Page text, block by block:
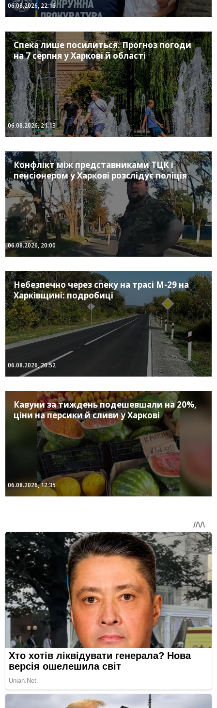
06.08.2026, 22:16
Спека лише посилиться. Прогноз погоди
на 7 серпня у Харкові й області
06.08.2026, 21:13
Конфлікт між представниками ТЦК і
пенсіонером у Харкові розслідує поліція
06.08.2026, 20:00
Небезпечно через спеку на трасі М-29 на
Харківщині: подробиці
06.08.2026, 20:52
Кавуни за тиждень подешевшали на 20%,
ціни на персики й сливи у Харкові
06.08.2026, 12:35